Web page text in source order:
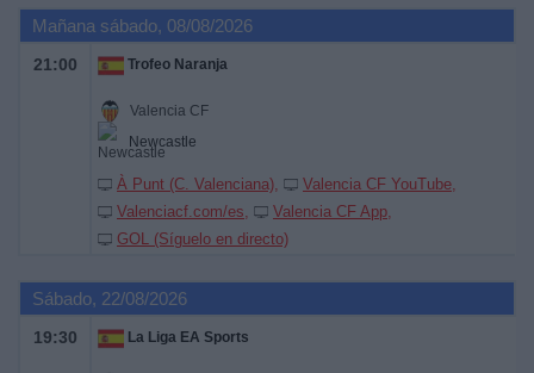
Mañana sábado, 08/08/2026
21:00 Trofeo Naranja
Valencia CF
Newcastle
À Punt (C. Valenciana)
Valencia CF YouTube
Valenciacf.com/es
Valencia CF App
GOL (Síguelo en directo)
Sábado, 22/08/2026
19:30 La Liga EA Sports